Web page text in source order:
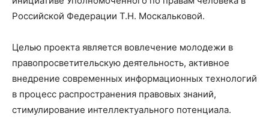
Российской Федерации Т.Н. Москальковой.
Целью проекта является вовлечение молодежи в
правопросветительскую деятельность, активное
внедрение современных информационных технологий
в процесс распространения правовых знаний,
стимулирование интеллектуального потенциала.